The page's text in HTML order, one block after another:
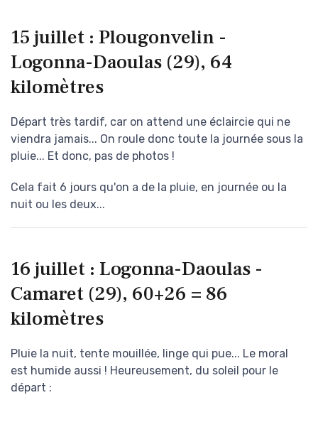
15 juillet : Plougonvelin -
Logonna-Daoulas (29), 64
kilomètres
Départ très tardif, car on attend une éclaircie qui ne
viendra jamais... On roule donc toute la journée sous la
pluie... Et donc, pas de photos !
Cela fait 6 jours qu'on a de la pluie, en journée ou la
nuit ou les deux...
16 juillet : Logonna-Daoulas -
Camaret (29), 60+26 = 86
kilomètres
Pluie la nuit, tente mouillée, linge qui pue... Le moral
est humide aussi ! Heureusement, du soleil pour le
départ :